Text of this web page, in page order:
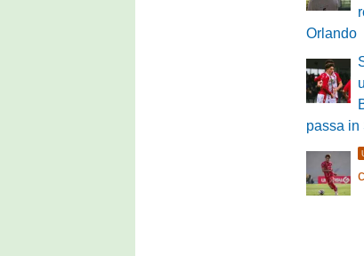
Orlando
passa in